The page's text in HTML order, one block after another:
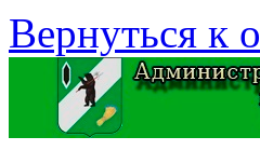
Вернуться к